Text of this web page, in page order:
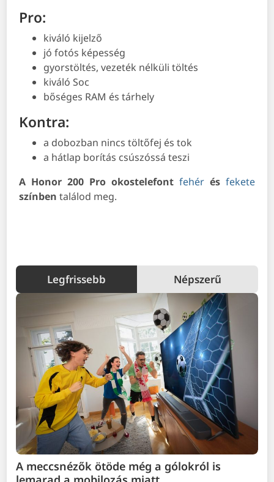
Pro:
kiváló kijelző
jó fotós képesség
gyorstöltés, vezeték nélküli töltés
kiváló Soc
bőséges RAM és tárhely
Kontra:
a dobozban nincs töltőfej és tok
a hátlap borítás csúszóssá teszi
A Honor 200 Pro okostelefont fehér és fekete
színben találod meg.
Legfrissebb Népszerű
A meccsnézők ötöde még a gólokról is